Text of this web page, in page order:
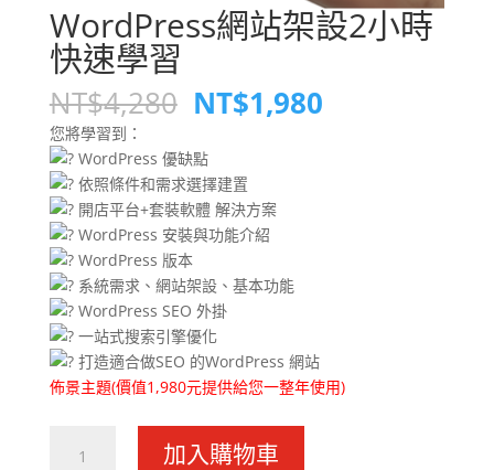
WordPress網站架設2小時
快速學習
NT$4,280 原
始
價
格：
NT$4,280。
NT$1,980目
您將學習到：
WordPress 優缺點
依照條件和需求選擇建置
開店平台+套裝軟體 解決方案
WordPress 安裝與功能介紹
WordPress 版本
系統需求、網站架設、基本功能
WordPress SEO 外掛
一站式搜索引擎優化
打造適合做SEO 的WordPress 網站
佈景主題(價值1,980元提供給您一整年使用)
加入購物車